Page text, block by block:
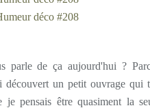
parle de ça aujourd'hui ?
découvert un petit ouvrage
je pensais être quasiment la